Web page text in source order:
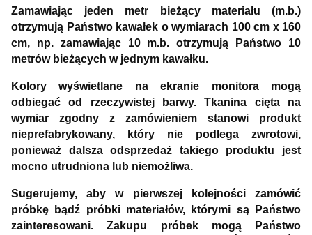
Zamawiając jeden metr bieżący materiału (m.b.)
otrzymują Państwo kawałek o wymiarach 100 cm x 160
cm, np. zamawiając 10 m.b. otrzymują Państwo 10
metrów bieżących w jednym kawałku.
Kolory wyświetlane na ekranie monitora mogą
odbiegać od rzeczywistej barwy. Tkanina cięta na
wymiar zgodny z zamówieniem stanowi produkt
nieprefabrykowany, który nie podlega zwrotowi,
ponieważ dalsza odsprzedaż takiego produktu jest
mocno utrudniona lub niemożliwa.
Sugerujemy, aby w pierwszej kolejności zamówić
próbkę bądź próbki materiałów, którymi są Państwo
zainteresowani. Zakupu próbek mogą Państwo